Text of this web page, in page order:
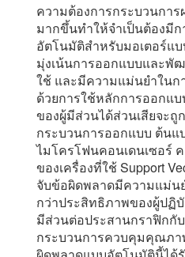
ความต้องการกระบวนกา
มากขึ้นทำให้จำเป็นต้องมี
อัตโนมัติสำหรับมอเตอร์แ
มุ่งเน้นการออกแบบและพั
ใช้ และมีความแม่นยำใน
ด้วยการใช้หลักการออก
ของผู้มีส่วนได้ส่วนเสียจะ
กระบวนการออกแบบ ต้นแ
ไมโครโฟนคอนเดนเซอร์
ของเครื่องที่ใช้ Support
จับข้อผิดพลาดมีความแม่น
กว่าประสิทธิภาพของผู้ปฏิ
มีส่วนต่อประสานกราฟิกกั
กระบวนการควบคุมคุณภา